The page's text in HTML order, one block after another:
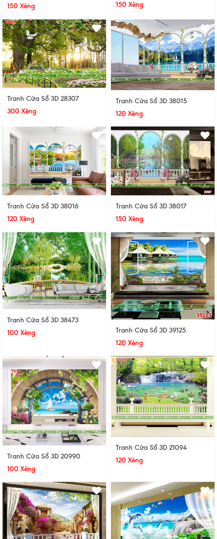
150 Xèng
150 Xèng
Tranh Cửa Sổ 3D 28307
300 Xèng
Tranh Cửa Sổ 3D 38015
120 Xèng
Tranh Cửa Sổ 3D 38016
120 Xèng
Tranh Cửa Sổ 3D 38017
150 Xèng
Tranh Cửa Sổ 3D 38473
100 Xèng
Tranh Cửa Sổ 3D 39125
120 Xèng
Tranh Cửa Sổ 3D 20990
100 Xèng
Tranh Cửa Sổ 3D 21094
120 Xèng